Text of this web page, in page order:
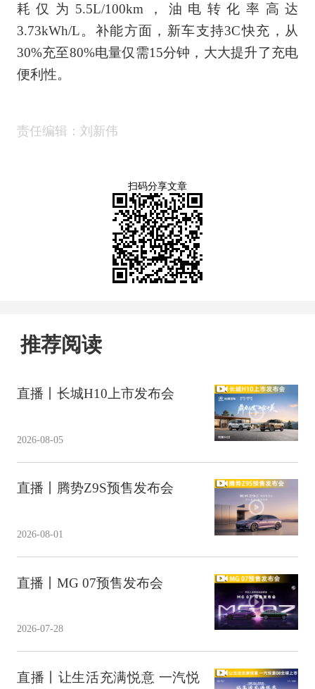
耗仅为5.5L/100km，油电转化率高达
3.73kWh/L。补能方面，新车支持3C快充，从
30%充至80%电量仅需15分钟，大大提升了充电
便利性。
责任编辑：刘新伟
扫码分享文章
推荐阅读
直播丨长城H10上市发布会
2026-08-05
直播丨腾势Z9S预售发布会
2026-08-01
直播丨MG 07预售发布会
2026-07-28
直播丨让生活充满悦意 一汽悦